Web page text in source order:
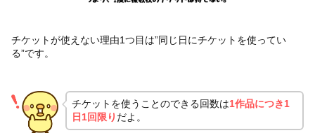
チケットが使えない理由1つ目は”同じ日にチケットを使ってい
る”です。
チケットを使うことのできる回数は1作品につき1
日1回限り だよ。